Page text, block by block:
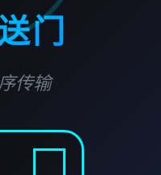
门
传输